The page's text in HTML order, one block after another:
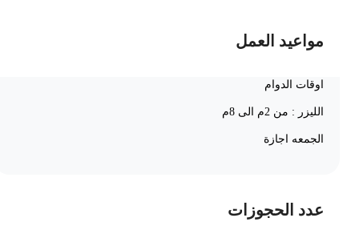
مواعيد العمل
اوقات الدوام
الليزر : من 2م الى 8م
الجمعه اجازة
عدد الحجوزات